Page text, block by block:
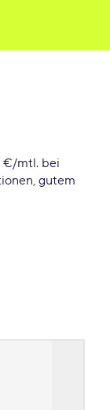
€/mtl. bei
gutem
Ford für die